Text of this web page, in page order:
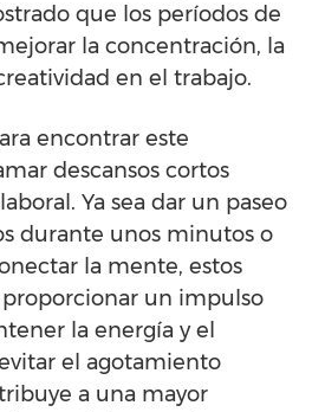
que los períodos de
la concentración, la
en el trabajo.
encontrar este
descansos cortos
Ya sea dar un paseo
durante unos minutos o
la mente, estos
un impulso
la energía y el
el agotamiento
a una mayor